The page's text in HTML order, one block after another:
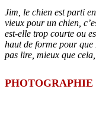
Jim, le chien est parti
vieux pour un chien,
est-elle trop courte ou
haut de forme pour
pas lire, mieux que
PHOTOGRAPHIE